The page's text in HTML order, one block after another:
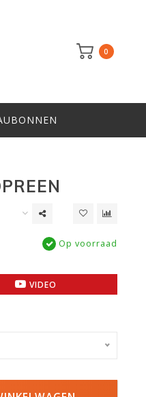
0
Op voorraad
VIDEO